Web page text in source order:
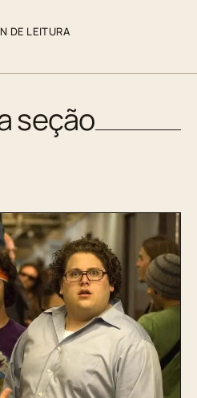
DE LEITURA
seção